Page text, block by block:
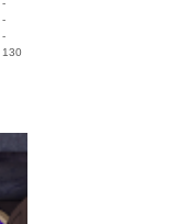
-
-
-
130